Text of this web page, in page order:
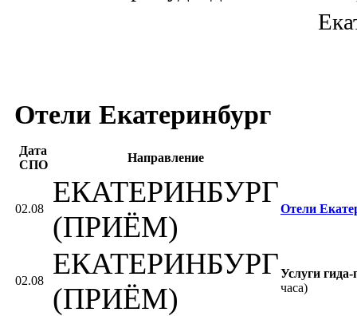
Отели Екатеринбург
Дата
СПО
Направление
02.08
ЕКАТЕРИНБУРГ
(ПРИЁМ)
Отели
02.08
ЕКАТЕРИНБУРГ
(ПРИЁМ)
Услуги
часа)